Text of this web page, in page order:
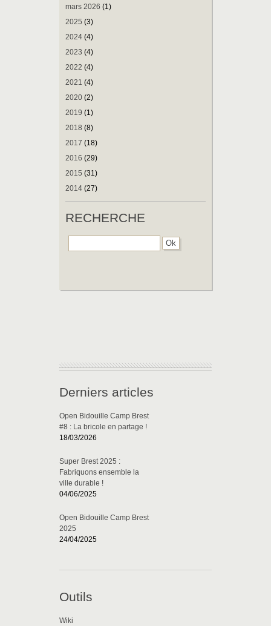
mars 2026 (1)
2025 (3)
2024 (4)
2023 (4)
2022 (4)
2021 (4)
2020 (2)
2019 (1)
2018 (8)
2017 (18)
2016 (29)
2015 (31)
2014 (27)
RECHERCHE
Derniers articles
Open Bidouille Camp Brest
#8 : La bricole en partage !
18/03/2026
Super Brest 2025 :
Fabriquons ensemble la
ville durable !
04/06/2025
Open Bidouille Camp Brest
2025
24/04/2025
Outils
Wiki